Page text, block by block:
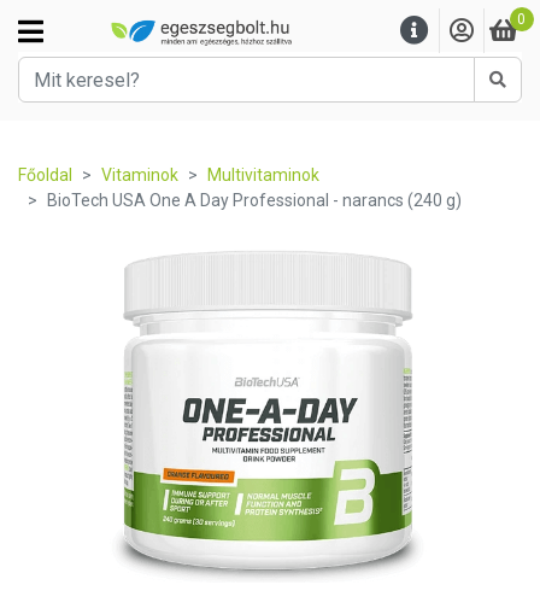
0
Főoldal Vitaminok
Multivitaminok
BioTech USA One A Day Professional - narancs (240 g)